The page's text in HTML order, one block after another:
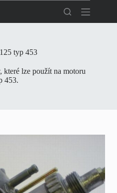
typ 453
které lze použít na motoru
453.